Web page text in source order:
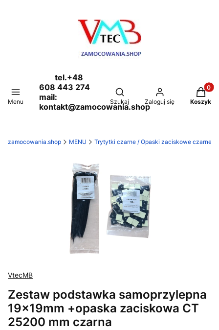
Menu
tel.+48
608 443 274
mail:
kontakt@zamocowania.shop
Otwórz wyszukiwarkę
Szukaj Zaloguj się Koszyk
zamocowania.shop MENU Trytytki czarne / Opaski zaciskowe czarne
VtecMB
Zestaw podstawka samoprzylepna
19x19mm +opaska zaciskowa CT
25200 mm czarna